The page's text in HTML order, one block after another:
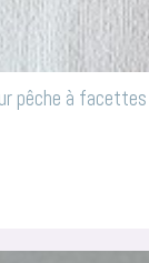
pêche à facettes